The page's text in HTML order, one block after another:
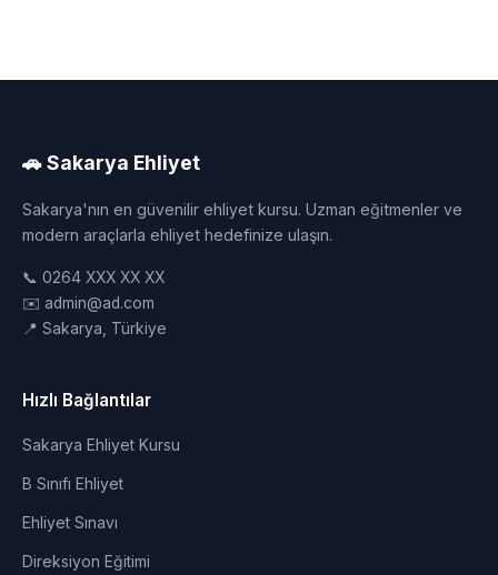
🚗 Sakarya Ehliyet
Sakarya'nın en güvenilir ehliyet kursu. Uzman eğitmenler ve
modern araçlarla ehliyet hedefinize ulaşın.
📞 0264 XXX XX XX
✉️ admin@ad.com
📍 Sakarya, Türkiye
Hızlı Bağlantılar
Sakarya Ehliyet Kursu
B Sınıfı Ehliyet
Ehliyet Sınavı
Direksiyon Eğitimi